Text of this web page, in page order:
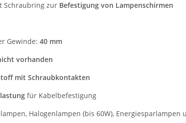
Schraubring zur Befestigung von Lampenschirmen
Gewinde: 40 mm
vorhanden
mit Schraubkontakten
für Kabelbefestigung
Halogenlampen (bis 60W), Energiesparlampen